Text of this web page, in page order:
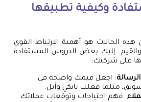
وكيفية تطبيقها
الحالات هو أهمية الارتباط القوي
والقيم. إليك بعض الدروس المستفادة
على شركتك:
: اجعل قيمك واضحة في
مثلما فعلت نايكي وآبل.
: فهم احتياجات وتوقعات عملائك